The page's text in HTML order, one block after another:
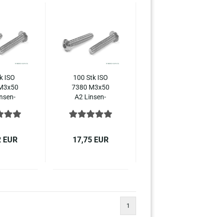
ISO
​1
EUR
100 Stk ISO
7380 M3x50
A2 Lin­sen­
nen­sechs­kant,
7380-​1
17,75 EUR
1